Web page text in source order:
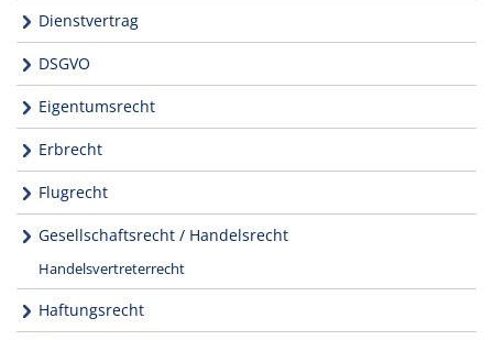
Dienstvertrag
DSGVO
Eigentumsrecht
Erbrecht
Flugrecht
Gesellschaftsrecht / Handelsrecht
Handelsvertreterrecht
Haftungsrecht